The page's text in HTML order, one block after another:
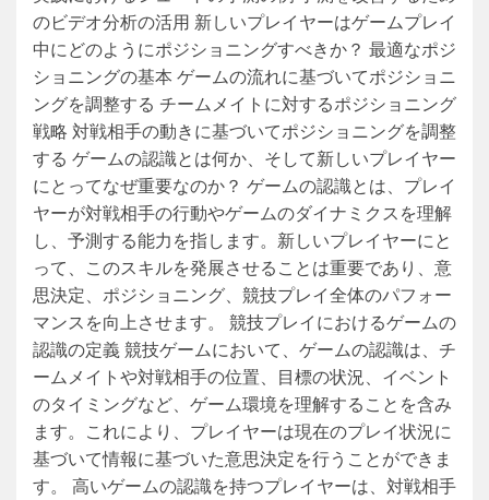
のビデオ分析の活用 新しいプレイヤーはゲームプレイ
中にどのようにポジショニングすべきか？ 最適なポジ
ショニングの基本 ゲームの流れに基づいてポジショニ
ングを調整する チームメイトに対するポジショニング
戦略 対戦相手の動きに基づいてポジショニングを調整
する ゲームの認識とは何か、そして新しいプレイヤー
にとってなぜ重要なのか？ ゲームの認識とは、プレイ
ヤーが対戦相手の行動やゲームのダイナミクスを理解
し、予測する能力を指します。新しいプレイヤーにと
って、このスキルを発展させることは重要であり、意
思決定、ポジショニング、競技プレイ全体のパフォー
マンスを向上させます。 競技プレイにおけるゲームの
認識の定義 競技ゲームにおいて、ゲームの認識は、チ
ームメイトや対戦相手の位置、目標の状況、イベント
のタイミングなど、ゲーム環境を理解することを含み
ます。これにより、プレイヤーは現在のプレイ状況に
基づいて情報に基づいた意思決定を行うことができま
す。 高いゲームの認識を持つプレイヤーは、対戦相手